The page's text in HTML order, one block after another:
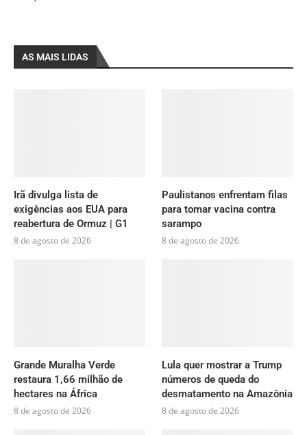
AS MAIS LIDAS
Irã divulga lista de
exigências aos EUA para
reabertura de Ormuz | G1
8 de agosto de 2026
Paulistanos enfrentam filas
para tomar vacina contra
sarampo
8 de agosto de 2026
Grande Muralha Verde
restaura 1,66 milhão de
hectares na África
8 de agosto de 2026
Lula quer mostrar a Trump
números de queda do
desmatamento na Amazônia
8 de agosto de 2026